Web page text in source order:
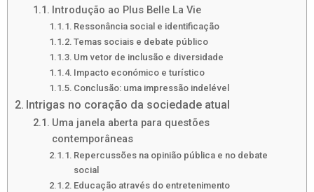
Introdução ao Plus Belle La Vie
Ressonância social e identificação
Temas sociais e debate público
Um vetor de inclusão e diversidade
Impacto económico e turístico
Conclusão: uma impressão indelével
Intrigas no coração da sociedade atual
Uma janela aberta para questões
contemporâneas
Repercussões na opinião pública e no debate
social
Educação através do entretenimento